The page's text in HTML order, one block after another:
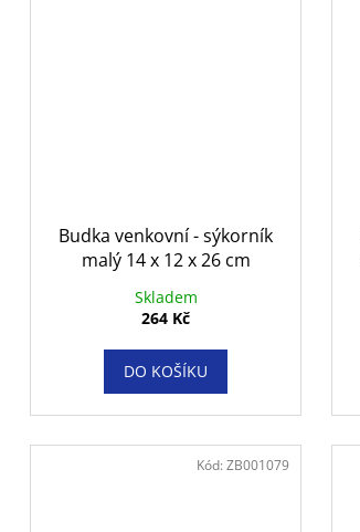
Budka venkovní - sýkorník
malý 14 x 12 x 26 cm
Skladem
264 Kč
DO KOŠÍKU
Kód:ZB001079